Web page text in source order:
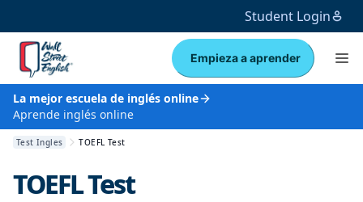
Student Login
Empieza a aprender
La mejor escuela de inglés online
Aprende inglés online
Test Ingles TOEFL Test
TOEFL Test